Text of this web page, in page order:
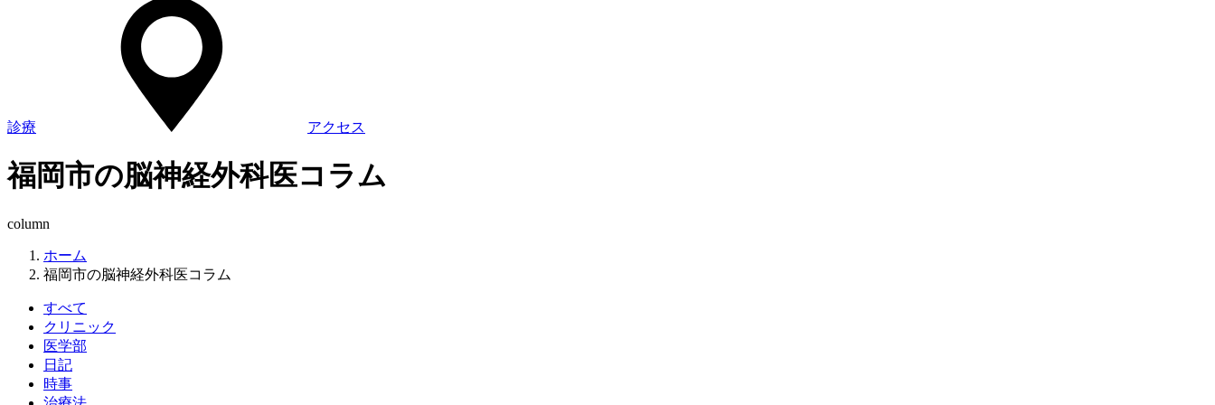
診療 アクセス
福岡市の脳神経外科医コラム
column
ホーム
福岡市の脳神経外科医コラム
すべて
クリニック
医学部
日記
時事